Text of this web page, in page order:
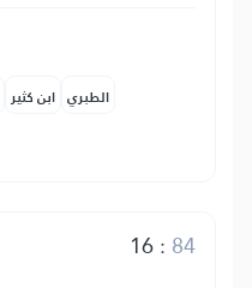
ابن كثير الطبري
16: 84